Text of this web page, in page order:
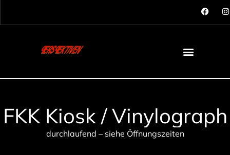
FKK Kiosk / Vinylograph
durchlaufend – siehe Öffnungszeiten